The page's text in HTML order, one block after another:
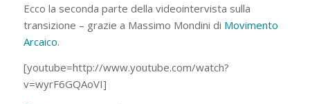
Ecco la seconda parte della videointervista sulla
transizione – grazie a Massimo Mondini di Movimento
Arcaico.
[youtube=http://www.youtube.com/watch?
v=wyrF6GQAoVI]